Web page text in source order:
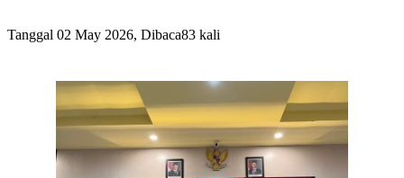
Tanggal 02 May 2026, Dibaca83 kali